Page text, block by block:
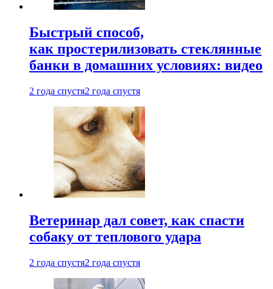
Быстрый способ,
как простерилизовать стеклянные
банки в домашних условиях: видео
2 года спустя2 года спустя
Ветеринар дал совет, как спасти
собаку от теплового удара
2 года спустя2 года спустя